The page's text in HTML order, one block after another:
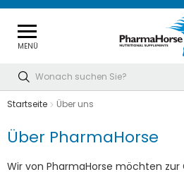
MENÜ
Suche
Startseite Über uns
Über PharmaHorse
Wir von PharmaHorse möchten